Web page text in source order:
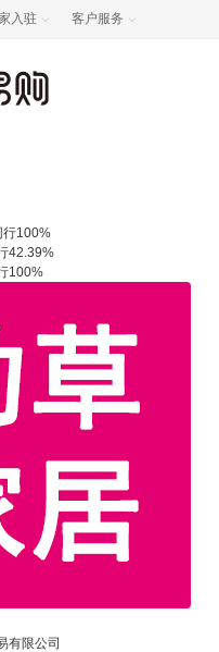
入驻  客户服务 
行100%
42.39%
100%
有限公司